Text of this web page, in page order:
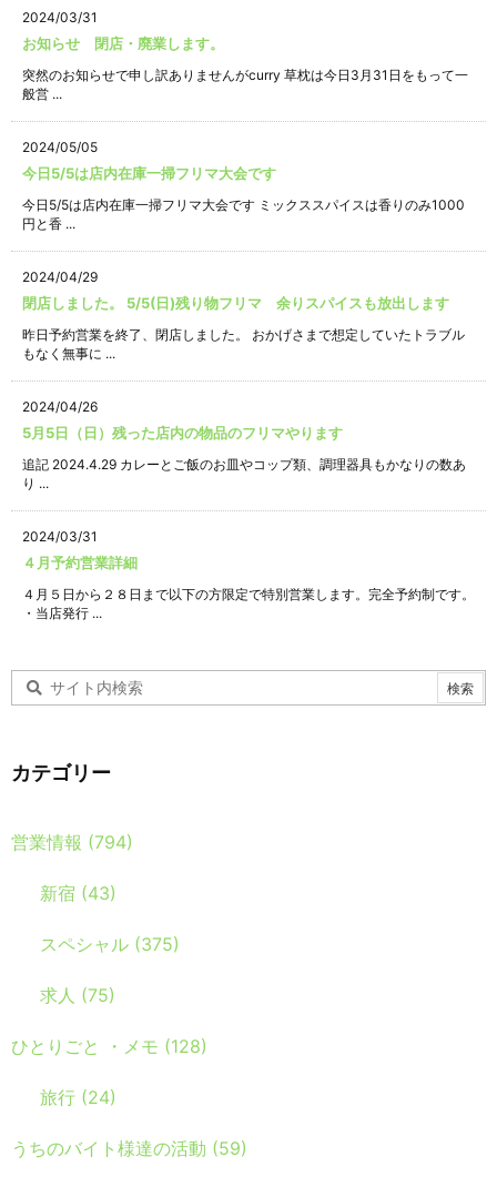
2024/03/31
お知らせ 閉店・廃業します。
突然のお知らせで申し訳ありませんがcurry 草枕は今日3月31日をもって一
般営 ...
2024/05/05
今日5/5は店内在庫一掃フリマ大会です
今日5/5は店内在庫一掃フリマ大会です ミックススパイスは香りのみ1000
円と香 ...
2024/04/29
閉店しました。 5/5(日)残り物フリマ 余りスパイスも放出します
昨日予約営業を終了、閉店しました。 おかげさまで想定していたトラブル
もなく無事に ...
2024/04/26
5月5日（日）残った店内の物品のフリマやります
追記 2024.4.29 カレーとご飯のお皿やコップ類、調理器具もかなりの数あ
り ...
2024/03/31
４月予約営業詳細
４月５日から２８日まで以下の方限定で特別営業します。完全予約制です。
・当店発行 ...
カテゴリー
営業情報 (794)
新宿 (43)
スペシャル (375)
求人 (75)
ひとりごと ・メモ (128)
旅行 (24)
うちのバイト様達の活動 (59)